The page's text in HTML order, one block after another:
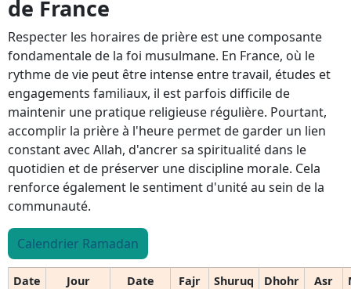
de France
Respecter les horaires de prière est une composante
fondamentale de la foi musulmane. En France, où le
rythme de vie peut être intense entre travail, études et
engagements familiaux, il est parfois difficile de
maintenir une pratique religieuse régulière. Pourtant,
accomplir la prière à l'heure permet de garder un lien
constant avec Allah, d'ancrer sa spiritualité dans le
quotidien et de préserver une discipline morale. Cela
renforce également le sentiment d'unité au sein de la
communauté.
Calendrier Ramadan
Date Jour
Date
Fajr Shuruq Dhohr Asr